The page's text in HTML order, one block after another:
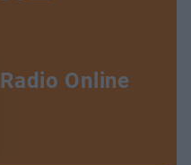
Radio Online